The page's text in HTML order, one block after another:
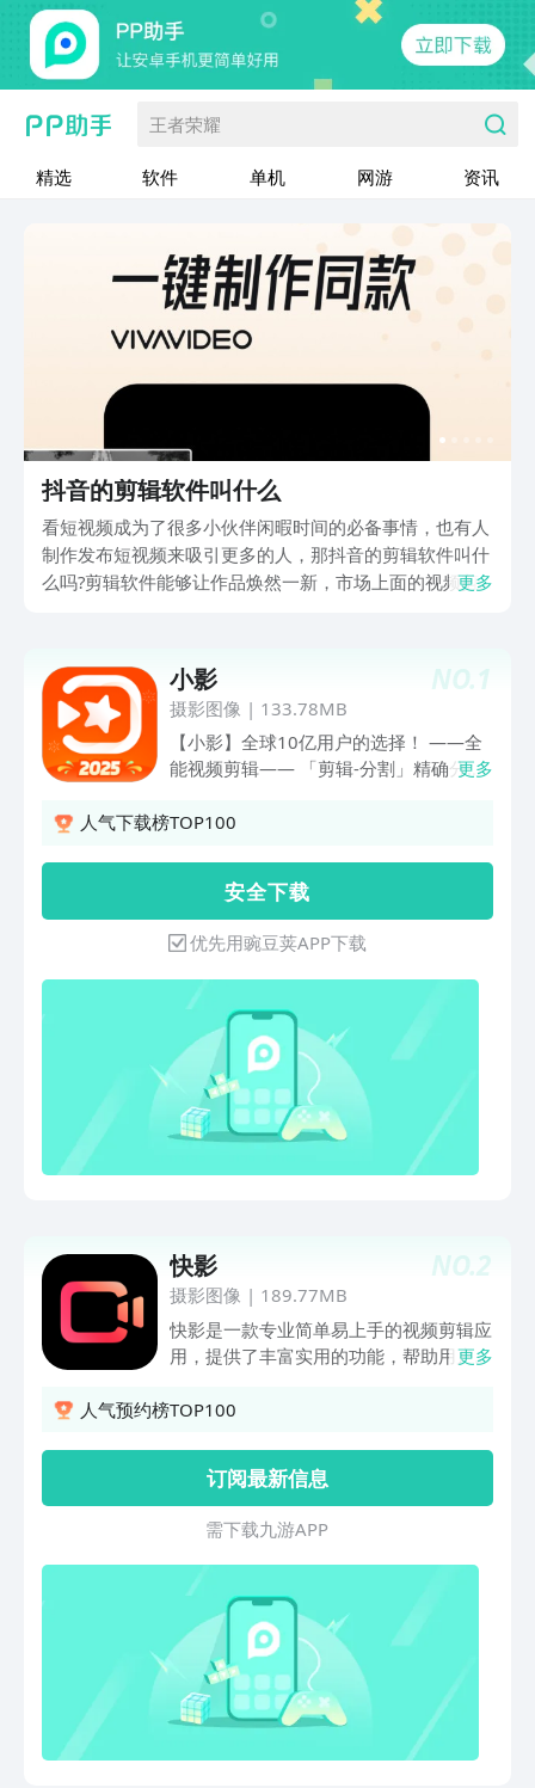
王者荣耀
精选 软件 单机 网游 资讯
抖音的剪辑软件叫什么
看短视频成为了很多小伙伴闲暇时间的必备事情，也有人
制作发布短视频来吸引更多的人，那抖音的剪辑软件叫什
么吗?剪辑软件能够让作品焕然一新，市场上面的视频剪
的十个软件中进行挑选，然后去下载体验。
更多
NO.1
小影
摄影图像 | 133.78MB
【小影】全球10亿用户的选择！ ——全
能视频剪辑—— 「剪辑-分割」精确分割
「智能抠像」一键完成抠像需求，多种背
出现，更柔和更唯美； 「参数调节」视
频画面不好看？调几个参数分分钟搞定~
「马赛克」视频轻松打码，多种形式可选
「配乐」超多视频流行音效免费用，海量
背景音乐随意选 「字幕」声音自动识别
生成字幕，字体样式动画随意选 「时间
轴」对齐画面，定位清晰，不错位 「关
键帧」为文字、贴纸设置关键帧动作，呈
现动画效果 「文字」花字、标题、跳动
字幕、缤纷气泡...还支持多种中、英字体
和文字样式 「贴纸」emoji、阳光、花朵
属」生活就要有仪式感，不错过任何一个
节日 更有漫画、古风、爱情、萌宠萌
娃、搞笑视频、纪念日主题等你体验，一
键制作大片！ 【视频剪辑教程】 即使0
基础，首次做视频也没关系，小影APP操
作界面简单易学，还提供新手教程录屏，
更多
人气下载榜TOP100
安 全 下 载
优先用豌豆荚APP下载
NO.2
快影
摄影图像 | 189.77MB
快影是一款专业简单易上手的视频剪辑应
用，提供了丰富实用的功能，帮助用户轻
【AI文案成片】：DeepSeek R1满血版免
功能；支持从文案直接生成视频，快速打
造爆款内容【AI视频动漫】上传人物视
频，智能生成动漫效果；打造专属虚拟形
象【AI文生图】：输入描述词，选择图片
风格，AI即可生成想要的图片【AI绘
画】：上传初始图片，选择风格玩法，AI
即可生成新的效果图，支持为效果图增加
关键词描述【创作中心】协助解决运营账
号痛点，为创作者推荐源源不断的创作灵
感，破解粉丝偏好，助推实现账号涨粉
【强大素材库】贴纸、滤镜、画面特效、
热梗… 海量素材紧跟流行趋势，网感素材
更多
人气预约榜TOP100
订阅最新信息
需 下 载 九 游 A P P